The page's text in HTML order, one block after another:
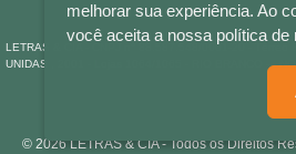
LETRAS & CIA - CNPJ n° 88.587.548/0001-20 - Térreo
UNIDAS , 2001 - Lojas 1064/1065 - RIO BRANCO - -
© 2026 LETRAS & CIA - Todos os Direitos
melhorar sua experiência. Ao
você aceita a nossa política de